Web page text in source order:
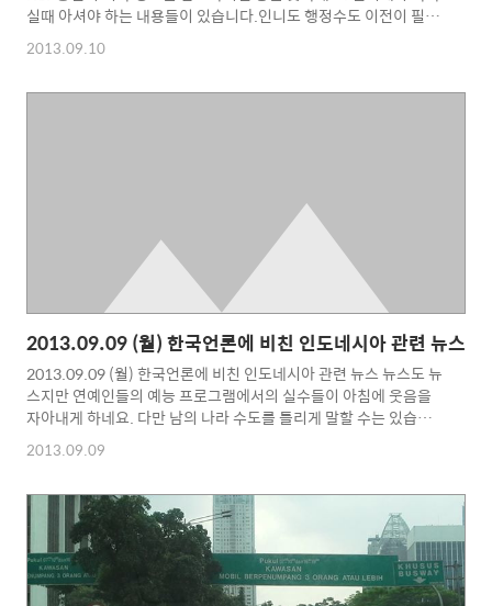
실때 아셔야 하는 내용들이 있습니다.인니도 행정수도 이전이 필요
하다는 SBY 대통령의 발표도 눈길을 끄네요. 자카르타의 상황이라
면 정말 수도는 이전이 필요합니다. 예전에 독일 총리가 인니 방문
2013.09.10
2013.09.09 (월) 한국언론에 비친 인도네시아 관련 뉴스
2013.09.09 (월) 한국언론에 비친 인도네시아 관련 뉴스 뉴스도 뉴
스지만 연예인들의 예능 프로그램에서의 실수들이 아침에 웃음을
자아내게 하네요. 다만 남의 나라 수도를 틀리게 말할 수는 있습니
다만 김현중씨 같은 경우는 인니에도 영향력이 좀 있는 것으로 아는
데... 자카르타를 인도의 수도라고 하면 좀 문제가 될 수는 있을 듯합
염두에 두시는 분이 아닐테니 문제가 안되겠지만요. [연합뉴스] 인
도네시아, 올해 미스월드 개최 강행…발리서 개최 인도네시아 정부
는 7일 강경 이슬람 세력의 거센 반발에도 '미스월드 2013' 대회를
예정대로 개최하지만, 모든 일정을 발리 섬에서 소화하기로 했다고
발표했다.지난 수일간 수천 명의 이슬람 시위대는..
2013.09.09